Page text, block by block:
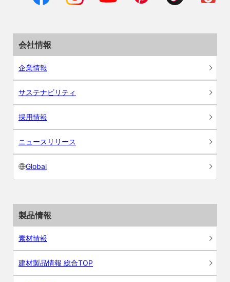
会社情報
企業情報
サステナビリティ
採用情報
ニュースリリース
Global
製品情報
素材情報
建材製品情報 総合TOP